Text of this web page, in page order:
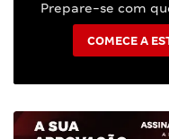
Prepare-se com
COMECE A